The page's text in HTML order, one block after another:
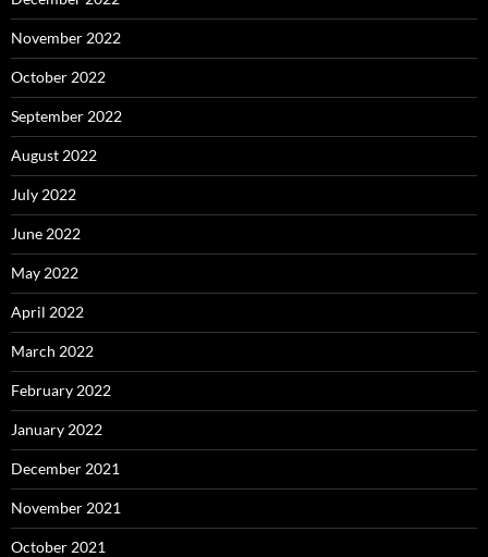
November 2022
October 2022
September 2022
August 2022
July 2022
June 2022
May 2022
April 2022
March 2022
February 2022
January 2022
December 2021
November 2021
October 2021